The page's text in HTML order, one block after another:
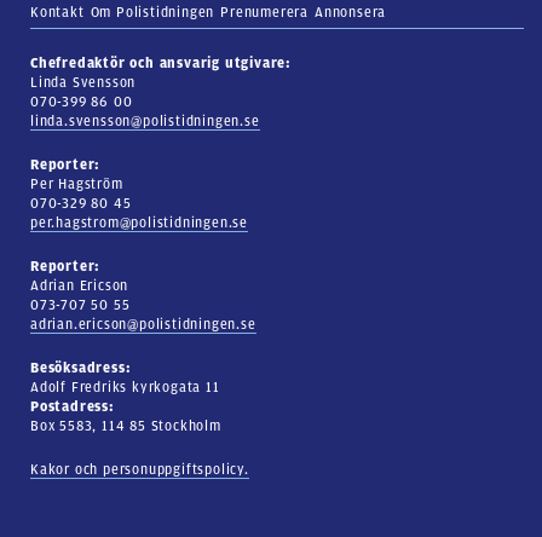
Kontakt Om Polistidningen Prenumerera Annonsera
Chefredaktör och ansvarig utgivare:
Linda Svensson
070-399 86 00
linda.svensson@polistidningen.se
Reporter:
Per Hagström
070-329 80 45
per.hagstrom@polistidningen.se
Reporter:
Adrian Ericson
073-707 50 55
adrian.ericson@polistidningen.se
Besöksadress:
Adolf Fredriks kyrkogata 11
Postadress:
Box 5583, 114 85 Stockholm
Kakor och personuppgiftspolicy.